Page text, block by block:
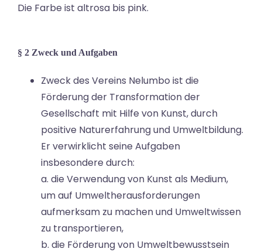
Die Farbe ist altrosa bis pink.
§ 2 Zweck und Aufgaben
Zweck des Vereins Nelumbo ist die
Förderung der Transformation der
Gesellschaft mit Hilfe von Kunst, durch
positive Naturerfahrung und Umweltbildung.
Er verwirklicht seine Aufgaben
insbesondere durch:
a. die Verwendung von Kunst als Medium,
um auf Umweltherausforderungen
aufmerksam zu machen und Umweltwissen
zu transportieren,
b. die Förderung von Umweltbewusstsein